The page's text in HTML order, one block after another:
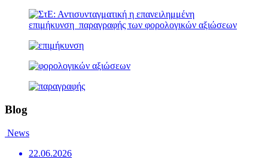
Blog
News
22.06.2026